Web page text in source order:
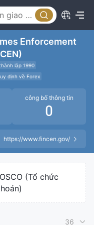
Enforcement
lập 1990
định về Forex
công bố thông tin
0
https://www.fincen.gov/
(Tổ chức
36